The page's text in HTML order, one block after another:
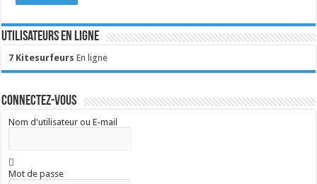
Utilisateurs en ligne
7 Kitesurfeurs En ligne
Connectez-vous
Nom d'utilisateur ou E-mail
Mot de passe